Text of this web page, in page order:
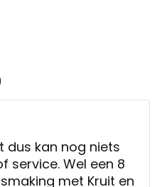
dus kan nog niets
service. Wel een 8
met Kruit en